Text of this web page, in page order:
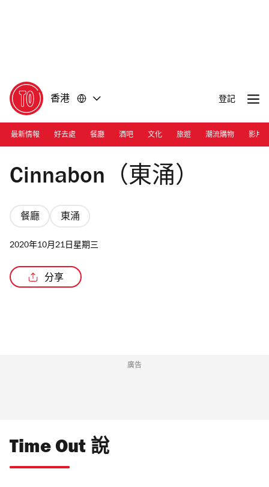
香港 登記
最新情報 好去處 餐廳 酒吧 文化 旅遊 潮流購物 影片
Photograph: Courtesy Cinnabon
Cinnabon（東涌）
餐廳 東涌
2020年10月21日星期三
分享
廣告
Time Out 說